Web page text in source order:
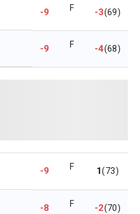
-9 F -3(69)
-9 F -4(68)
-9 F 1(73)
-8 F -2(70)